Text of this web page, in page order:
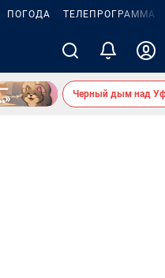
ПОГОДА ТЕЛЕПРОГРАММА
Черный дым над